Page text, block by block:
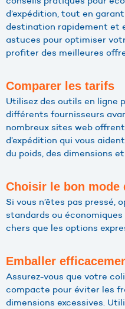
d’expédition, tout en
destination rapidement et
astuces pour optimiser
profiter des meilleures
Comparer les tarifs
Utilisez des outils en ligne
différents fournisseurs
nombreux sites web
d’expédition qui vous
du poids, des dimensions
Choisir le bon mode
Si vous n’êtes pas pressé,
standards ou
chers que les options
Emballer
Assurez-vous que votre
compacte pour éviter les
dimensions excessives.